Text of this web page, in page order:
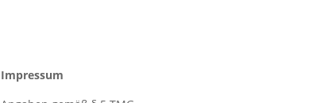
Impressum